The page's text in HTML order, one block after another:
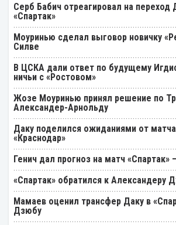
Серб Бабич отреагировал на переход
«Спартак»
Моуринью сделал выговор новичку
Силве
В ЦСКА дали ответ по будущему
ничьи с «Ростовом»
Жозе Моуринью принял решение по
Александер-Арнольду
Даку поделился ожиданиями от матча
«Краснодар»
Генич дал прогноз на матч «Спартак»
«Спартак» обратился к Александеру
Мамаев оценил трансфер Даку в
Дзюбу